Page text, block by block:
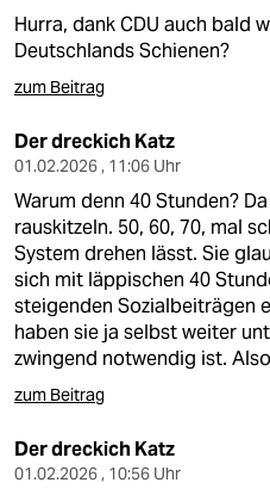
Hurra, dank CDU auch bald
Deutschlands Schienen?
zum Beitrag
Der dreckich Katz
01.02.2026 , 11:06 Uhr
Warum denn 40 Stunden?
rauskitzeln. 50, 60, 70, mal
System drehen lässt. Sie
sich mit läppischen 40
steigenden Sozialbeiträgen
haben sie ja selbst weiter
zwingend notwendig ist.
zum Beitrag
Der dreckich Katz
01.02.2026 , 10:56 Uhr